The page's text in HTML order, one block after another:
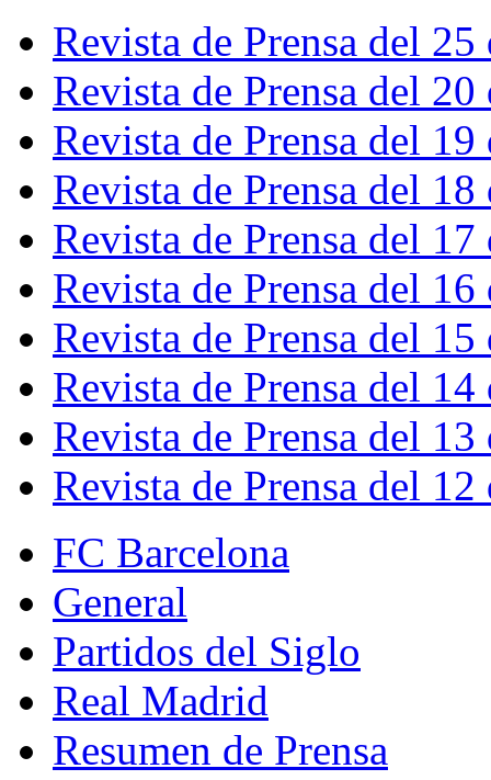
Revista de Prensa del
Revista de Prensa del
Revista de Prensa del
Revista de Prensa del
Revista de Prensa del
Revista de Prensa del
Revista de Prensa del
Revista de Prensa del
Revista de Prensa del
Revista de Prensa del
FC Barcelona
General
Partidos del Siglo
Real Madrid
Resumen de Prensa